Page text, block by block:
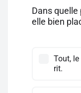
Dans
elle bien
Tout,
rit.